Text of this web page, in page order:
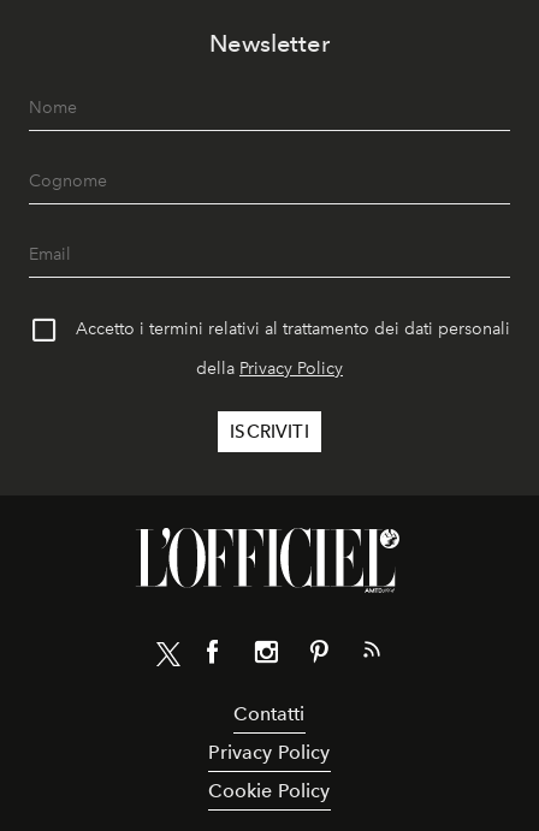
Newsletter
Accetto i termini relativi al trattamento dei dati personali
della Privacy Policy
Contatti
Privacy Policy
Cookie Policy